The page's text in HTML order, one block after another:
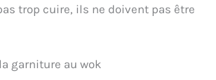
trop cuire, ils ne doivent pas être
garniture au wok